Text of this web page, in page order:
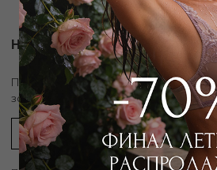
Новости и акции
Подпишитесь на рассылку и получите
заказ